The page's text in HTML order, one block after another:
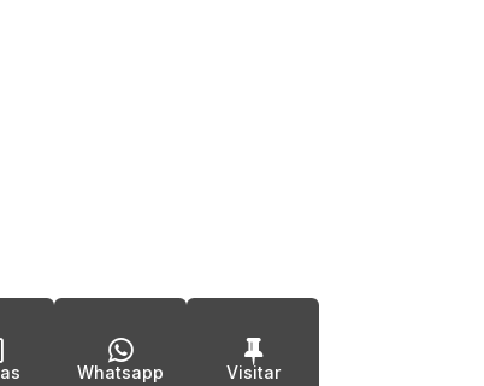
Whatsapp